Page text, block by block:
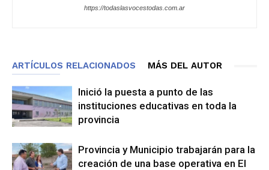
https://todaslasvocestodas.com.ar
ARTÍCULOS RELACIONADOS MÁS DEL AUTOR
Inició la puesta a punto de las
instituciones educativas en toda la
provincia
Provincia y Municipio trabajarán para la
creación de una base operativa en El